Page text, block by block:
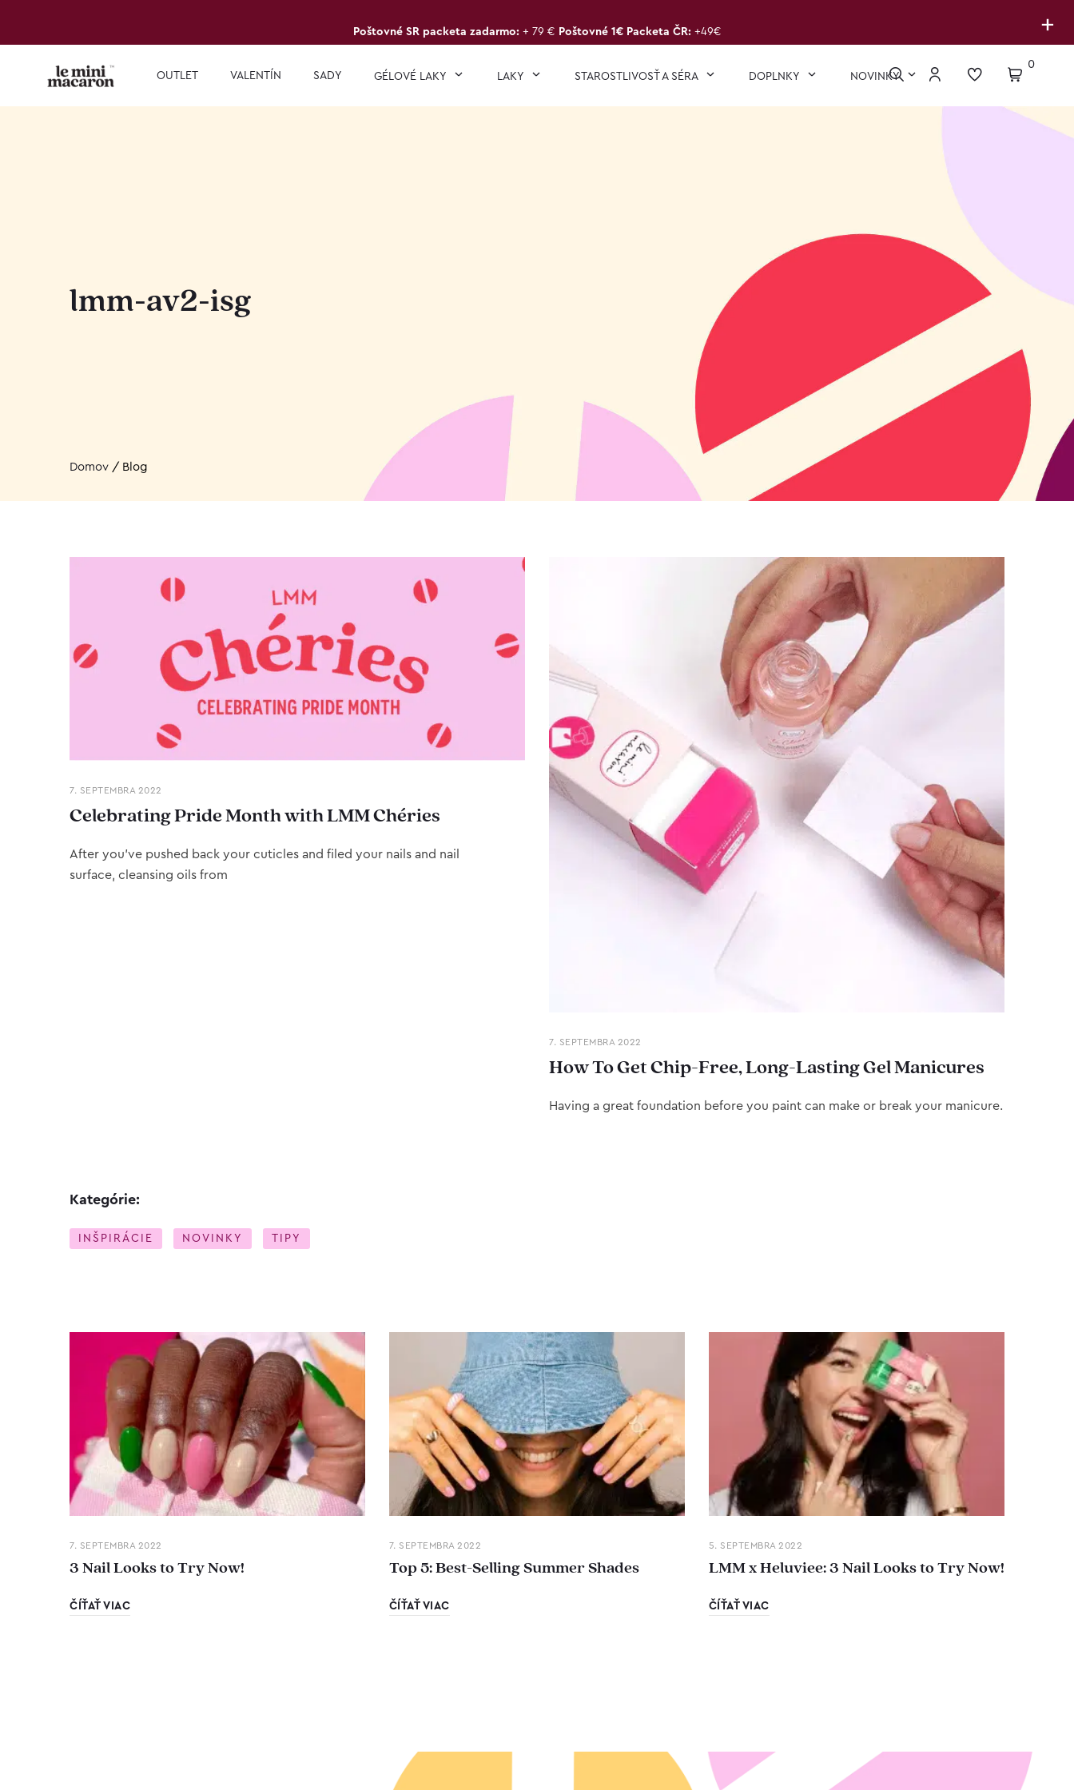
+
Poštovné SR packeta zadarmo: + 79 € Poštovné 1€ Packeta ČR: +49€
OUTLET VALENTÍN SADY GÉLOVÉ LAKY LAKY STAROSTLIVOSŤ A SÉRA DOPLNKY NOVINKY
0
lmm-av2-isg
Domov / Blog
7. SEPTEMBRA 2022
Celebrating Pride Month with LMM Chéries
After you’ve pushed back your cuticles and filed your nails and nail
surface, cleansing oils from
7. SEPTEMBRA 2022
How To Get Chip-Free, Long-Lasting Gel Manicures
Having a great foundation before you paint can make or break your manicure.
Kategórie:
INŠPIRÁCIE NOVINKY TIPY
7. SEPTEMBRA 2022
3 Nail Looks to Try Now!
ČÍŤAŤ VIAC
7. SEPTEMBRA 2022
Top 5: Best-Selling Summer Shades
ČÍŤAŤ VIAC
5. SEPTEMBRA 2022
LMM x Heluviee: 3 Nail Looks to Try Now!
ČÍŤAŤ VIAC